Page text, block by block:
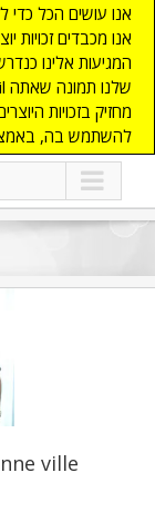
אנו עושים הכל כדי
אנו מכבדים זכויות
מחזיק בזכויות
להשתמש בה,
ville